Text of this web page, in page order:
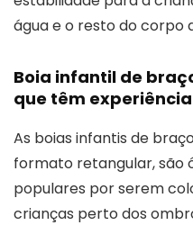
água e o resto do corpo
Boia infantil de
que têm
As boias infantis de
formato retangular, são
populares por serem
crianças perto dos